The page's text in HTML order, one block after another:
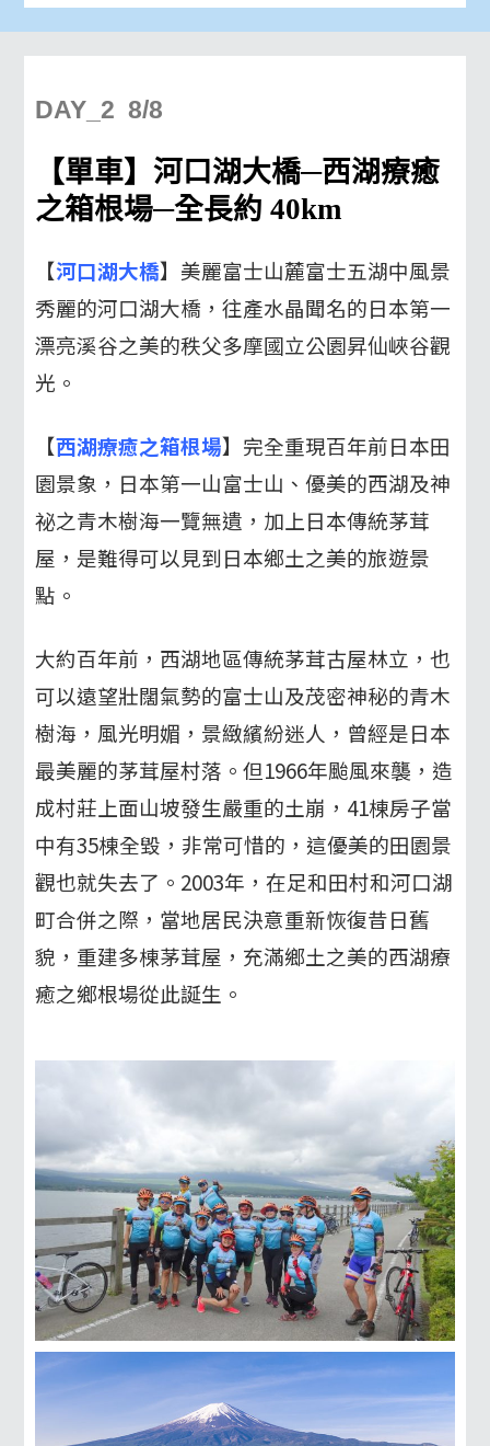
DAY_2 8/8
【單車】河口湖大橋─西湖療癒
之箱根場─全長約 40km
【河口湖大橋】美麗富士山麓富士五湖中風景
秀麗的河口湖大橋，往產水晶聞名的日本第一
漂亮溪谷之美的秩父多摩國立公園昇仙峽谷觀
光。
【西湖療癒之箱根場】完全重現百年前日本田
園景象，日本第一山富士山、優美的西湖及神
祕之青木樹海一覽無遺，加上日本傳統茅茸
屋，是難得可以見到日本鄉土之美的旅遊景
點。
大約百年前，西湖地區傳統茅茸古屋林立，也
可以遠望壯闊氣勢的富士山及茂密神秘的青木
樹海，風光明媚，景緻繽紛迷人，曾經是日本
最美麗的茅茸屋村落。但1966年颱風來襲，造
成村莊上面山坡發生嚴重的土崩，41棟房子當
中有35棟全毀，非常可惜的，這優美的田園景
觀也就失去了。2003年，在足和田村和河口湖
町合併之際，當地居民決意重新恢復昔日舊
貌，重建多棟茅茸屋，充滿鄉土之美的西湖療
癒之鄉根場從此誕生。